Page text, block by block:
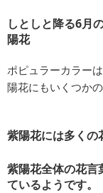
しとしと降る6月
陽花
ポピュラーカラー
陽花にもいくつか
紫陽花には多くの
紫陽花全体の花言
ているようです。